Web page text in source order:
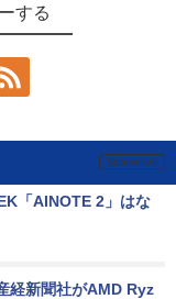
する
「AINOTE 2」はな
経新聞社がAMD Ryz